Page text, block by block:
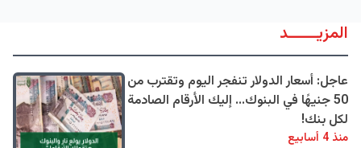
المزيــــــد
عاجل: أسعار الدولار تنفجر اليوم وتقترب من
50 جنيهًا في البنوك... إليك الأرقام الصادمة
لكل بنك!
منذ 4 أسابيع